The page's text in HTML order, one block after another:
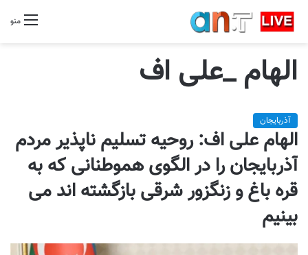
منو
الهام _علی اف
آذربایجان
الهام علی اف: روحیه تسلیم ناپذیر مردم
آذربایجان را در الگوی هموطنانی که به
قره باغ و زنگزور شرقی بازگشته اند می
بینیم